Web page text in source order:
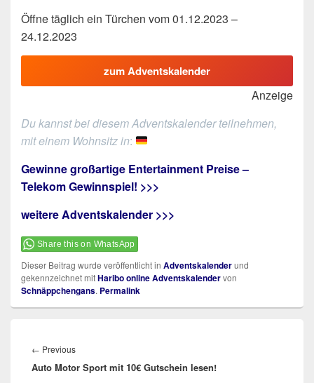
Öffne täglich ein Türchen vom 01.12.2023 –
24.12.2023
zum Adventskalender
Anzeige
Du kannst bei diesem Adventskalender teilnehmen,
mit einem Wohnsitz in:
Gewinne großartige Entertainment Preise –
Telekom Gewinnspiel! >>>
weitere Adventskalender >>>
Share this on WhatsApp
Dieser Beitrag wurde veröffentlicht in Adventskalenderund
gekennzeichnet mitHaribo online Adventskalendervon
Schnäppchengans. Permalink
← PreviousPrevious
post:
Auto Motor Sport mit 10€ Gutschein lesen!